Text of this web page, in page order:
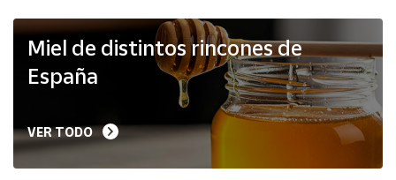
Vendedores
Mapa de
Hazte
vendedor
Miel de distintos rincones de
España
VER TODO